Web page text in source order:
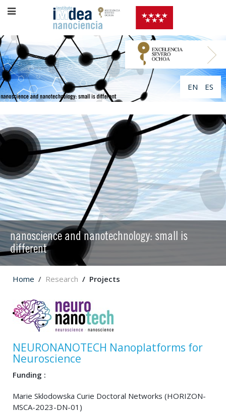
EN ES
nanoscience and nanotechnology: small is
different
Home Research Projects
NEURONANOTECH Nanoplatforms for
Neuroscience
Funding :
Marie Sklodowska Curie Doctoral Networks (HORIZON-
MSCA-2023-DN-01)